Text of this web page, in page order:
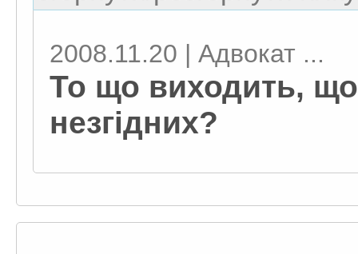
2008.11.20 | Адвокат ...
То що виходить,
незгідних?